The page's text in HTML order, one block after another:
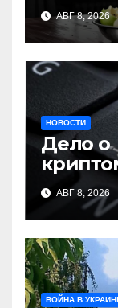
АВГ 8, 2026
НОВОСТИ
Дело о
АВГ 8, 2026
ВОЙНА В